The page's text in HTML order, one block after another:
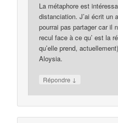
La métaphore est
distanciation. J’ai écrit un
pourrai pas partager car il
recul face à ce qu’ est la
qu’elle prend,
Aloysia.
Répondre ↓